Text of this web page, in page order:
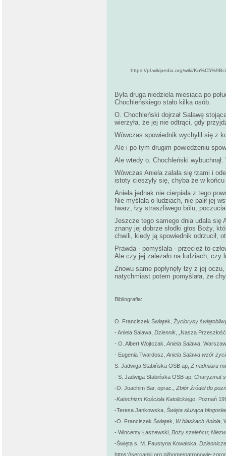
https://pl.wikipedia.org/wiki/
Była druga niedziela miesiąca po
Chochleńskiego stało kilka osób.
O. Chochleński dojrzał Salawę
wierzyła, że jej nie odtrąci, gdy
Wówczas spowiednik wychylił się z
Ale i po tym drugim powiedzeniu
Ale wtedy o. Chochleński
Wówczas Aniela zalała się łzami i
istoty cieszyły się, chyba że w końcu
Aniela jednak nie cierpiała z tego
Nie myślała o ludziach, nie palił jej
twarz, łzy straszliwego bólu,
Jeszcze tego samego dnia udała się
znany jej dobrze słodki głos Boży,
chwili, kiedy ją spowiednik odrzucił,
Prawda - pomyślała - przecież to
Ale czy jej zależało na ludziach, czy
Znowu same popłynęły łzy z jej
natychmiast potem pomyślała, że
Bibliografia:
O. Franciszek Świątek, Życiorysy
- Aniela Salawa, Dziennik , „Nasza
- O. Albert Wojtczak, Aniela Salawa ,
- Eugenia Twardosz, Aniela Salawa wzór
S. Jadwiga Stabińska OSB ap, Z nadmiaru
- S. Jadwiga Stabińska OSB ap, Charyzmat
-O. Joachim Bar, oprac., Zbiór źródeł do
-Katechizm Kościoła Katolickiego , Poznań
-Teresa Jankowska, Święta służąca
-O. Franciszek Świątek, W blaskach Anioła ,
- Wincenty Łaszewski, Boży szaleńcu;
-Święta s. M. Faustyna Kowalska,
https://sercanki.org.pl/home/patronowie-